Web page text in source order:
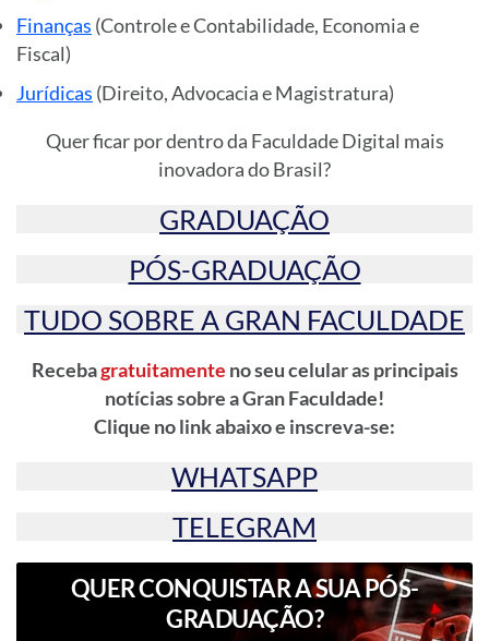
Finanças (Controle e Contabilidade, Economia e
Fiscal)
Jurídicas (Direito, Advocacia e Magistratura)
Quer ficar por dentro da Faculdade Digital mais
inovadora do Brasil?
GRADUAÇÃO
PÓS-GRADUAÇÃO
TUDO SOBRE A GRAN FACULDADE
Recebagratuitamente no seu celular as principais
notícias sobre a Gran Faculdade!
Clique no link abaixo e inscreva-se:
WHATSAPP
TELEGRAM
QUER CONQUISTAR A SUA PÓS-
GRADUAÇÃO?